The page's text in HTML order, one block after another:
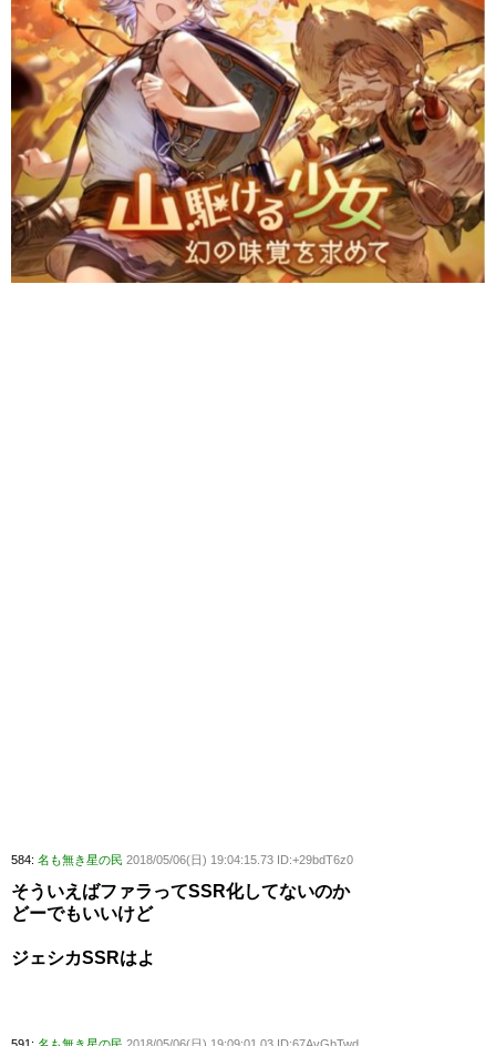
584: 名も無き星の民 2018/05/06(日) 19:04:15.73 ID:+29bdT6z0
そういえばファラってSSR化してないのか
どーでもいいけど
ジェシカSSRはよ